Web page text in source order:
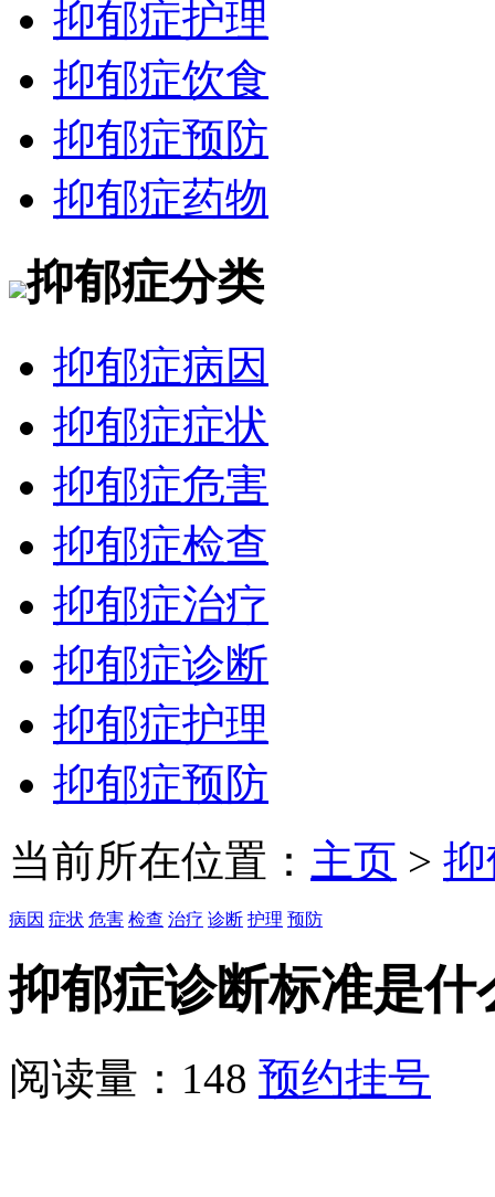
抑郁症护理
抑郁症饮食
抑郁症预防
抑郁症药物
抑郁症分类
抑郁症病因
抑郁症症状
抑郁症危害
抑郁症检查
抑郁症治疗
抑郁症诊断
抑郁症护理
抑郁症预防
当前所在位置： 主页 >
病因 症状 危害 检查 治疗 诊断 护理 预防
抑郁症诊断标准是什
阅读量：148 预约挂号